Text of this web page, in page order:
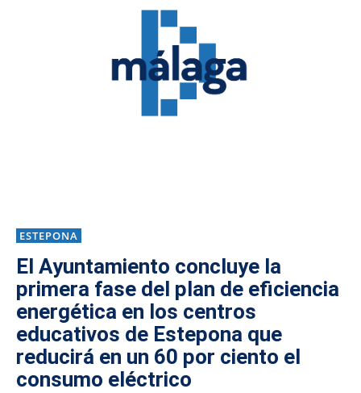
ESTEPONA
El Ayuntamiento concluye la
primera fase del plan de eficiencia
energética en los centros
educativos de Estepona que
reducirá en un 60 por ciento el
consumo eléctrico